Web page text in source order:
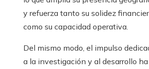
y refuerza tanto su solidez
como su capacidad operativa.
Del mismo modo, el impulso
a la investigación y al desarrollo ha